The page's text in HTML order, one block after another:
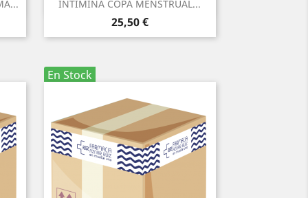
INTIMINA COPA MENSTRUAL...
Precio
25,50 €

En Stock